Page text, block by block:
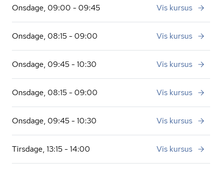
Onsdage, 09:00 - 09:45 Vis kursus
Onsdage, 08:15 - 09:00 Vis kursus
Onsdage, 09:45 - 10:30 Vis kursus
Onsdage, 08:15 - 09:00 Vis kursus
Onsdage, 09:45 - 10:30 Vis kursus
Tirsdage, 13:15 - 14:00 Vis kursus